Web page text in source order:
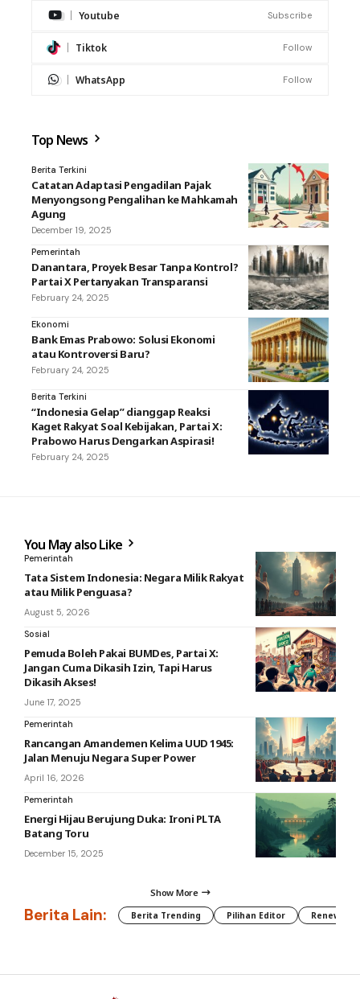
Youtube Subscribe
Tiktok Follow
WhatsApp Follow
Top News
Berita Terkini
Catatan Adaptasi Pengadilan Pajak
Menyongsong Pengalihan ke Mahkamah
Agung
December 19, 2025
Pemerintah
Danantara, Proyek Besar Tanpa Kontrol?
Partai X Pertanyakan Transparansi
February 24, 2025
Ekonomi
Bank Emas Prabowo: Solusi Ekonomi
atau Kontroversi Baru?
February 24, 2025
Berita Terkini
“Indonesia Gelap” dianggap Reaksi
Kaget Rakyat Soal Kebijakan, Partai X:
Prabowo Harus Dengarkan Aspirasi!
February 24, 2025
You May also Like
Pemerintah
Tata Sistem Indonesia: Negara Milik Rakyat
atau Milik Penguasa?
August 5, 2026
Sosial
Pemuda Boleh Pakai BUMDes, Partai X:
Jangan Cuma Dikasih Izin, Tapi Harus
Dikasih Akses!
June 17, 2025
Pemerintah
Rancangan Amandemen Kelima UUD 1945:
Jalan Menuju Negara Super Power
April 16, 2026
Pemerintah
Energi Hijau Berujung Duka: Ironi PLTA
Batang Toru
December 15, 2025
Show More
Berita Lain: Berita Trending Pilihan Editor